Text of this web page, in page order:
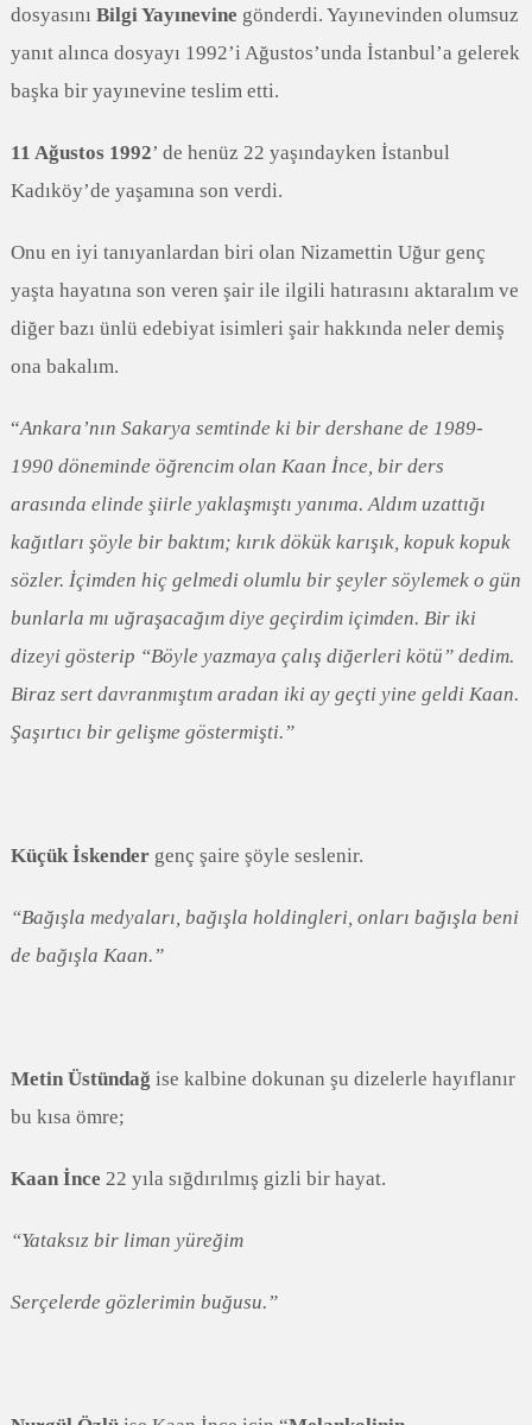
dosyasını Bilgi Yayınevine gönderdi. Yayınevinden olumsuz
yanıt alınca dosyayı 1992’i Ağustos’unda İstanbul’a gelerek
başka bir yayınevine teslim etti.
11 Ağustos 1992’ de henüz 22 yaşındayken İstanbul
Kadıköy’de yaşamına son verdi.
Onu en iyi tanıyanlardan biri olan Nizamettin Uğur genç
yaşta hayatına son veren şair ile ilgili hatırasını aktaralım ve
diğer bazı ünlü edebiyat isimleri şair hakkında neler demiş
ona bakalım.
“Ankara’nın Sakarya semtinde ki bir dershane de 1989-
1990 döneminde öğrencim olan Kaan İnce, bir ders
arasında elinde şiirle yaklaşmıştı yanıma. Aldım uzattığı
kağıtları şöyle bir baktım; kırık dökük karışık, kopuk kopuk
sözler. İçimden hiç gelmedi olumlu bir şeyler söylemek o gün
bunlarla mı uğraşacağım diye geçirdim içimden. Bir iki
dizeyi gösterip “Böyle yazmaya çalış diğerleri kötü” dedim.
Biraz sert davranmıştım aradan iki ay geçti yine geldi Kaan.
Şaşırtıcı bir gelişme göstermişti.”
Küçük İskendergenç şaire şöyle seslenir.
“Bağışla medyaları, bağışla holdingleri, onları bağışla beni
de bağışla Kaan.”
Metin Üstündağ ise kalbine dokunan şu dizelerle hayıflanır
bu kısa ömre;
Kaan İnce 22 yıla sığdırılmış gizli bir hayat.
“Yataksız bir liman yüreğim
Serçelerde gözlerimin buğusu.”